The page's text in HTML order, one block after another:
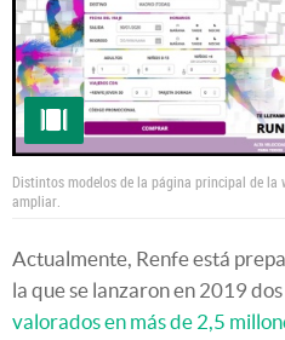
Distintos modelos de la página principal de la
ampliar.
Actualmente, Renfe está
la que se lanzaron en 2019
valorados en más de 2,5